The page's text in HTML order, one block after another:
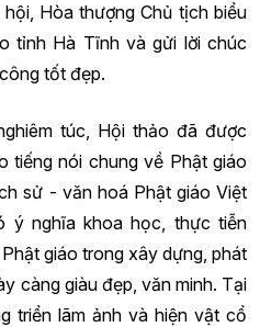
Hòa thượng Chủ tịch biểu
tỉnh Hà Tĩnh và gửi lời chúc
tốt đẹp.
túc, Hội thảo đã được
tiếng nói chung về Phật giáo
sử - văn hoá Phật giáo Việt
ý nghĩa khoa học, thực tiễn
giáo trong xây dựng, phát
càng giàu đẹp, văn minh. Tại
triển lãm ảnh và hiện vật cổ